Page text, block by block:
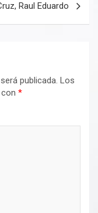
Raul Eduardo
publicada. Los
*